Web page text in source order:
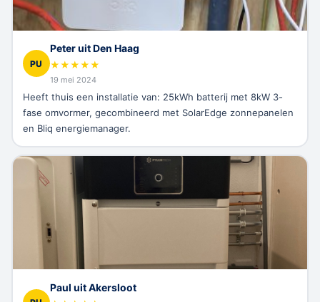
PU
Peter uit Den Haag
★★★★★
19 mei 2024
Heeft thuis een installatie van: 25kWh batterij met 8kW 3-
fase omvormer, gecombineerd met SolarEdge zonnepanelen
en Bliq energiemanager.
Paul uit Akersloot